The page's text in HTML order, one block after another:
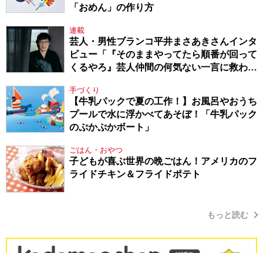
「おめん」の作り方
連載
芸人・男性ブランコ平井まさあきさんインタ
ビュー「『そのままやってたら順番が回って
くるやろ』芸人仲間の何気ない一言に救われ
手づくり
【牛乳パックで夏の工作！】お風呂やおうち
プールで水に浮かべてあそぼ！「牛乳パック
のぷかぷかボート」
ごはん・おやつ
子どもが喜ぶ世界の晩ごはん！アメリカのフ
ライドチキン＆フライドポテト
もっと読む